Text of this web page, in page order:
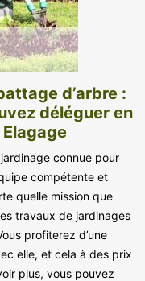
d’arbre :
déléguer en
connue pour
compétente et
quelle mission que
travaux de jardinages
profiterez d’une
elle, et cela à des prix
plus, vous pouvez